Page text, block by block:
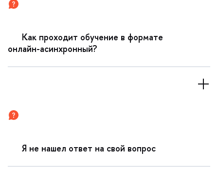
Как проходит обучение в формате
онлайн-асинхронный?
Я не нашел ответ на свой вопрос